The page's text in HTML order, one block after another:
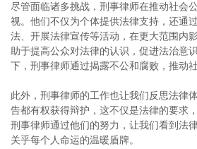
尽管面临诸多挑战，刑事律师在推动社会
视。他们不仅为个体提供法律支持，还通
法、开展法律宣传等活动，在更大范围内
助于提高公众对法律的认识，促进法治意
下，刑事律师通过揭露不公和腐败，推动
此外，刑事律师的工作也让我们反思法律
告都有权获得辩护，这不仅是法律的要求
刑事律师通过他们的努力，让我们看到法
关乎每个人命运的温暖盾牌。